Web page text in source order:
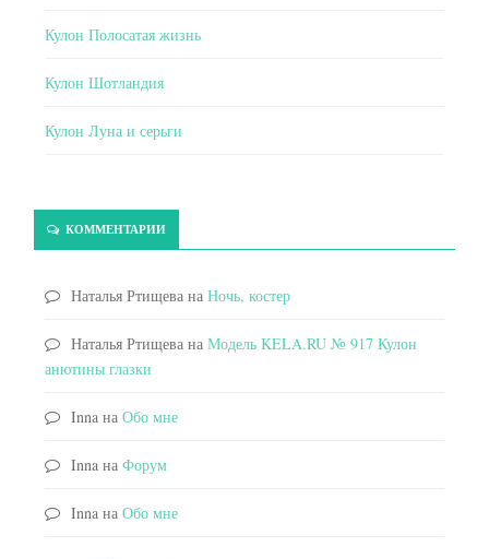
Кулон Полосатая жизнь
Кулон Шотландия
Кулон Луна и серьги
КОММЕНТАРИИ
Наталья Ртищева на Ночь, костер
Наталья Ртищева на Модель KELA.RU № 917 Кулон
анютины глазки
Inna на Обо мне
Inna на Форум
Inna на Обо мне